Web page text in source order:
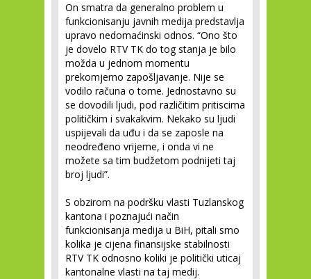
On smatra da generalno problem u
funkcionisanju javnih medija predstavlja
upravo nedomaćinski odnos. “Ono što
je dovelo RTV TK do tog stanja je bilo
možda u jednom momentu
prekomjerno zapošljavanje. Nije se
vodilo računa o tome. Jednostavno su
se dovodili ljudi, pod različitim pritiscima
političkim i svakakvim. Nekako su ljudi
uspijevali da uđu i da se zaposle na
neodređeno vrijeme, i onda vi ne
možete sa tim budžetom podnijeti taj
broj ljudi”.
S obzirom na podršku vlasti Tuzlanskog
kantona i poznajući način
funkcionisanja medija u BiH, pitali smo
kolika je cijena finansijske stabilnosti
RTV TK odnosno koliki je politički uticaj
kantonalne vlasti na taj medij.